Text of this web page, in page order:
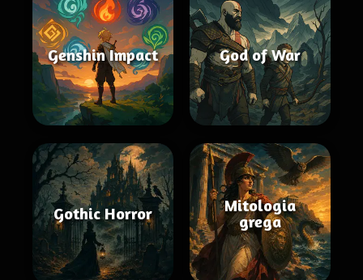
Genshin Impact God of War
Gothic Horror
Mitologia
grega